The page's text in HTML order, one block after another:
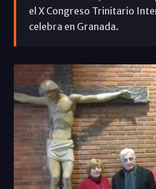
el X Congreso Trinitario
celebra en Granada.